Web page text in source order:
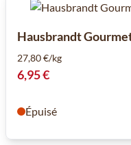
Hausbrandt
27,80 €/kg
6,95 €
Épuisé